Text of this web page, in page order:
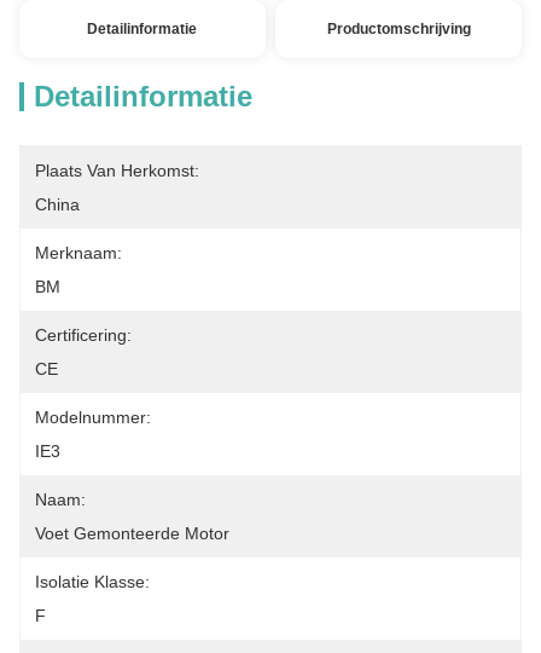
Detailinformatie Productomschrijving
Detailinformatie
Plaats Van Herkomst:
China
Merknaam:
BM
Certificering:
CE
Modelnummer:
IE3
Naam:
Voet Gemonteerde Motor
Isolatie Klasse:
F